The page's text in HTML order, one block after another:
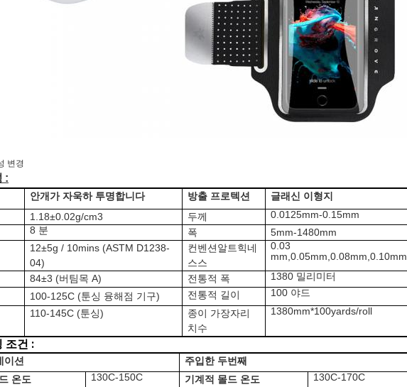
변경
:
안개가 자욱하 투명합니다 방출 프로텍션
글래신 이형지
1.18±0.02g/cm3
두께
0.0125mm-0.15mm
8 분
폭
5mm-1480mm
12±5g/ 10mins (ASTM D1238-
04)
컨벤션알트힉네
스스
0.03
mm,0.05mm,0.08mm,0.10mm
84±3 (버팀목 A) 전통적 폭
1380 밀리미터
100-125C (툰싱 융해점 기구) 전통적 길이
100 야드
110-145C (툰싱)
종이 가장자리
치수
1380mm*100yards/roll
조건 :
이션
주입한 두번째
온도
130C-150C 기계적 몰드 온도 130C-170C